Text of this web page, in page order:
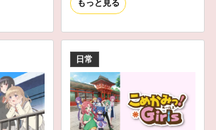
もっと見る
日常